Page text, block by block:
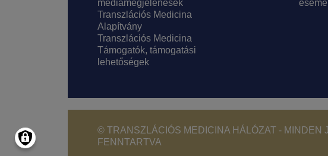
médiamegjelenések
Transzlációs Medicina
Alapítvány
Transzlációs Medicina
Támogatók, támogatási
lehetőségek
© TRANSZLÁCIÓS MEDICINA HÁLÓZAT - MINDEN
FENNTARTVA